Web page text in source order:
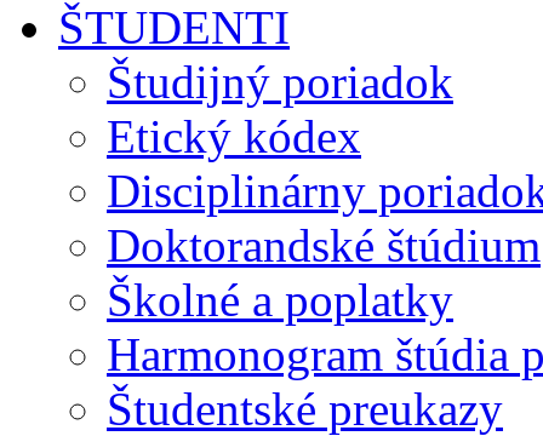
ŠTUDENTI
Študijný poriadok
Etický kódex
Disciplinárny
Doktorandské štúdium
Školné a poplatky
Harmonogram štúdia
Študentské preukazy